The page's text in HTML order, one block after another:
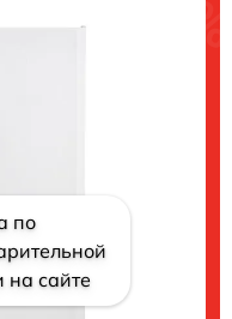
по
на сайте